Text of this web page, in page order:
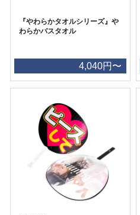
『やわらかタオルシリーズ』や
わらかバスタオル
4,040円〜